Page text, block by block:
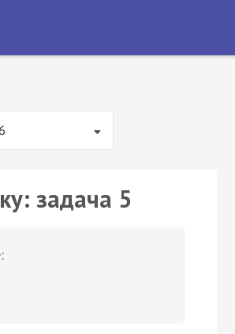
задача 5